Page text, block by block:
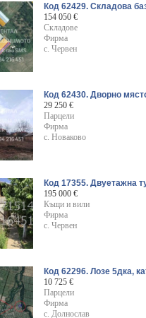
Код 62429. Складова
154 050 €
Складове
Фирма
с. Червен
Код 62430. Дворно
29 250 €
Парцели
Фирма
с. Новаково
Код 17355. Двуетажна
195 000 €
Къщи и вили
Фирма
с. Червен
Код 62296. Лозе 5дка,
10 725 €
Парцели
Фирма
с. Долнослав